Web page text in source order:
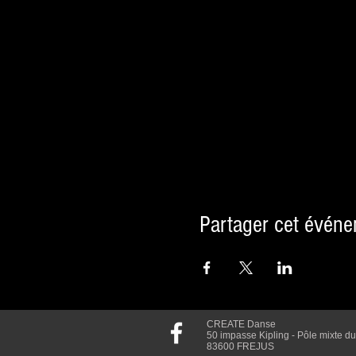
Partager cet
CREATE Danse
50 impasse Kipling - Pôle mixte
83600 FREJUS